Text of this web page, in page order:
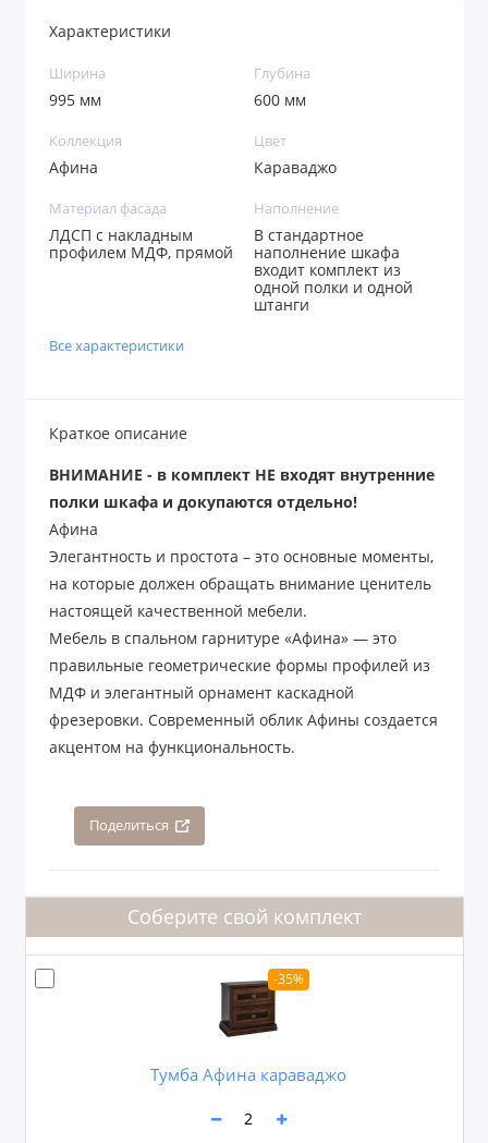
Характеристики
Ширина
995 мм
Глубина
600 мм
Коллекция
Афина
Цвет
Караваджо
Материал фасада
ЛДСП с накладным
профилем МДФ, прямой
Наполнение
В стандартное
наполнение шкафа
входит комплект из
одной полки и одной
штанги
Все характеристики
Краткое описание
ВНИМАНИЕ - в комплект НЕ входят внутренние
полки шкафа и докупаются отдельно!
Афина
Элегантность и простота – это основные моменты,
на которые должен обращать внимание ценитель
настоящей качественной мебели.
Мебель в спальном гарнитуре «Афина» — это
правильные геометрические формы профилей из
МДФ и элегантный орнамент каскадной
фрезеровки. Современный облик Афины создается
акцентом на функциональность.
Поделиться
Соберите свой комплект
-35%
Тумба Афина караваджо